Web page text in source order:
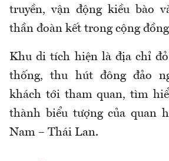
truyền, vận động kiều bào
thần đoàn kết trong cộng
Khu di tích hiện là địa chỉ
thống, thu hút đông đảo
khách tới tham quan, tìm
thành biểu tượng của quan
Nam – Thái Lan.